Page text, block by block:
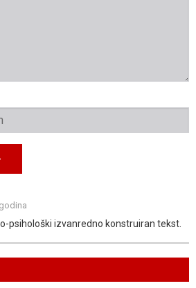
psihološki izvanredno konstruiran tekst.